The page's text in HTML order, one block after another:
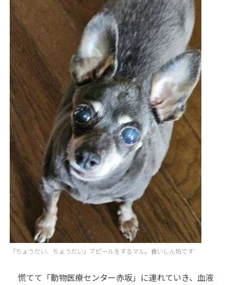
「ちょうだい、ちょうだい」アピールをするマル。食いしん坊です
慌てて「動物医療センター赤坂」に連れていき、血液